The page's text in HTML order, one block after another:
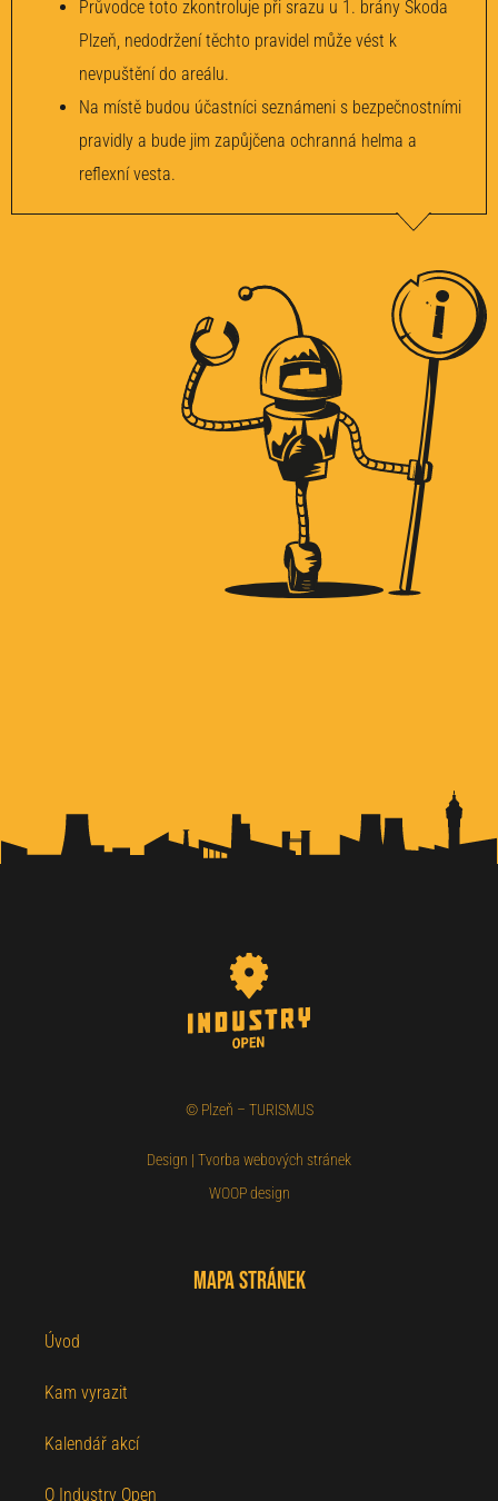
Průvodce toto zkontroluje při srazu u 1. brány Škoda
Plzeň, nedodržení těchto pravidel může vést k
nevpuštění do areálu.
Na místě budou účastníci seznámeni s bezpečnostními
pravidly a bude jim zapůjčena ochranná helma a
reflexní vesta.
© Plzeň – TURISMUS
Design | Tvorba webových stránek
WOOP design
Mapa stránek
Úvod
Kam vyrazit
Kalendář akcí
O Industry Open